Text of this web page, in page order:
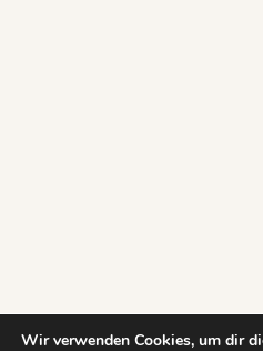
Wir verwenden Cookies, um dir